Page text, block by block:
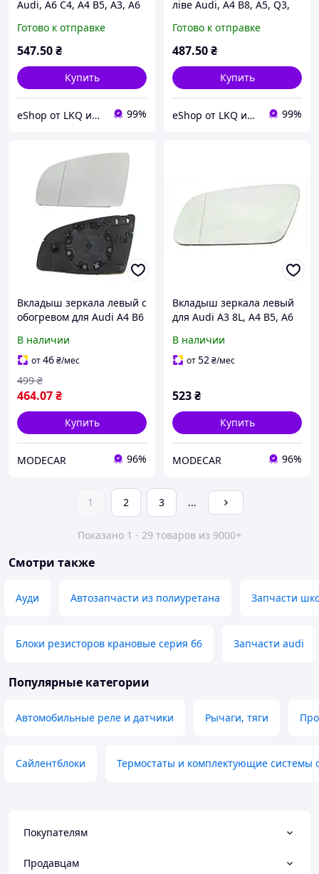
Audi, A6 C4, A4 B5, A3, A6
6451500
Готово к отправке
547.50₴
Купить
eShop от LKQ интернет-магазин автозапчастей 99%
ліве Audi, A4 B8, A5, Q3,
Alkar 6471795
Готово к отправке
487.50₴
Купить
eShop от LKQ интернет-магазин автозапчастей 99%
Вкладыш зеркала левый с
обогревом для Audi A4 B6
В наличии
от46₴/мес
464.07₴
499 ₴
Купить
MODECAR 96%
Вкладыш зеркала левый
для Audi A3 8L, A4 B5, A6
В наличии
от52₴/мес
523₴
Купить
MODECAR 96%
1 2 3 ...
Показано 1 - 29 товаров из 9000+
Смотри также
Ауди Автозапчасти из полиуретана Запчасти
Блоки резисторов крановые серия б6 Запчасти audi
Популярные категории
Автомобильные реле и датчики Рычаги, тяги
Сайлентблоки Термостаты и комплектующие системы
Покупателям
Продавцам